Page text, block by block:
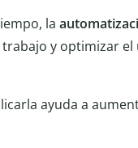
la
y optimizar el
ayuda a